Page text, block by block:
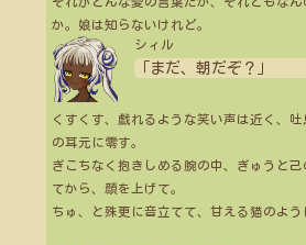
か。娘は知らないけれど。
シィル
「まだ、朝だぞ？」
くすくす、戯れるような笑い声は近く、
の耳元に零す。
ぎこちなく抱きしめる腕の中、ぎゅうと己
てから、顔を上げて。
ちゅ、と殊更に音立てて、甘える猫のよう